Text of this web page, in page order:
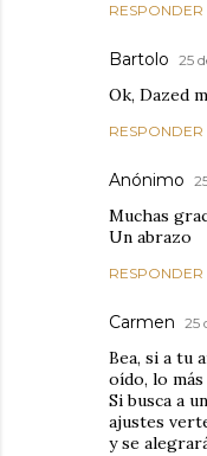
RESPONDER
Bartolo 25
Ok, Dazed
RESPONDER
Anónimo
Muchas
Un abrazo
RESPONDER
Carmen 25
Bea, si a tu
oído, lo
Si busca a
ajustes
y se